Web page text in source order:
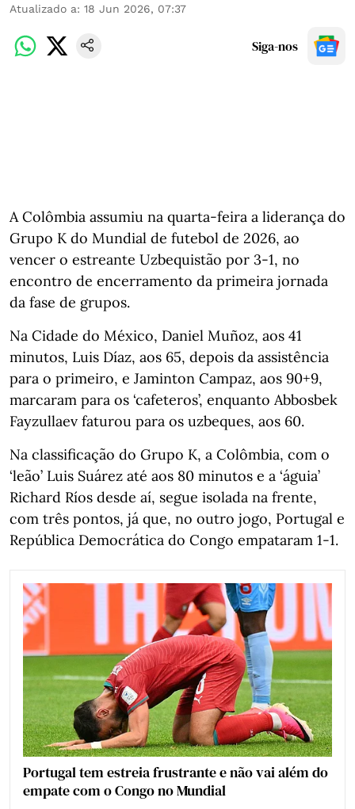
Atualizado a: 18 Jun 2026, 07:37
Siga-nos
A Colômbia assumiu na quarta-feira a liderança do
Grupo K do Mundial de futebol de 2026, ao
vencer o estreante Uzbequistão por 3-1, no
encontro de encerramento da primeira jornada
da fase de grupos.
Na Cidade do México, Daniel Muñoz, aos 41
minutos, Luis Díaz, aos 65, depois da assistência
para o primeiro, e Jaminton Campaz, aos 90+9,
marcaram para os ‘cafeteros’, enquanto Abbosbek
Fayzullaev faturou para os uzbeques, aos 60.
Na classificação do Grupo K, a Colômbia, com o
‘leão’ Luis Suárez até aos 80 minutos e a ‘águia’
Richard Ríos desde aí, segue isolada na frente,
com três pontos, já que, no outro jogo, Portugal e
República Democrática do Congo empataram 1-1.
Portugal tem estreia frustrante e não vai além do
empate com o Congo no Mundial